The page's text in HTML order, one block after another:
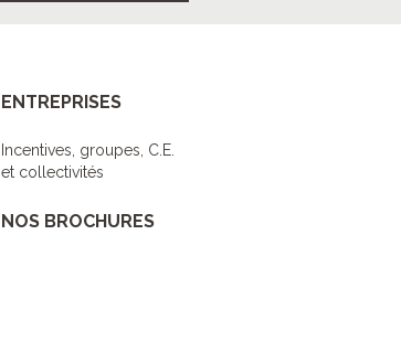
ENTREPRISES
Incentives, groupes, C.E.
et collectivités
NOS BROCHURES